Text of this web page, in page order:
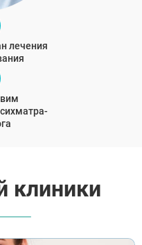
лечения
клиники